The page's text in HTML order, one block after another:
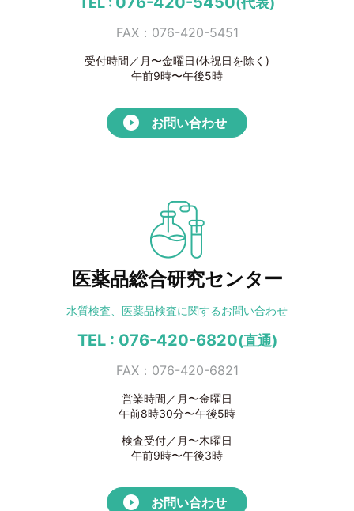
FAX：076-420-5451
受付時間／月〜金曜日(休祝日を除く)
午前9時〜午後5時
お問い合わせ
医薬品総合研究センター
水質検査、医薬品検査に関するお問い合わせ
TEL : 076-420-6820(直通)
FAX：076-420-6821
営業時間／月〜金曜日
午前8時30分〜午後5時
検査受付／月〜木曜日
午前9時〜午後3時
お問い合わせ